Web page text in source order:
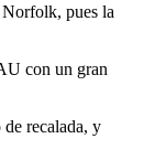
el pasado
Norfolk, pues la
con un gran
recalada, y